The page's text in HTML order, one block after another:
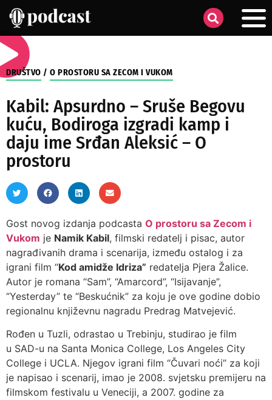
DRUŠTVO / O PROSTORU SA ZECOM I VUKOM
Kabil: Apsurdno – Sruše Begovu
kuću, Bodiroga izgradi kamp i
daju ime Srđan Aleksić – O
prostoru
Gost novog izdanja podcasta O prostoru sa Zecom i
Vukom je Namik Kabil, filmski redatelj i pisac, autor
nagrađivanih drama i scenarija, između ostalog i za
igrani film “Kod amidže Idriza” redatelja Pjera Žalice.
Autor je romana “Sam”, “Amarcord”, “Isijavanje”,
“Yesterday” te “Beskućnik” za koju je ove godine dobio
regionalnu književnu nagradu Predrag Matvejević.
Rođen u Tuzli, odrastao u Trebinju, studirao je film
u SAD-u na Santa Monica College, Los Angeles City
College i UCLA. Njegov igrani film “Čuvari noći” za koji
je napisao i scenarij, imao je 2008. svjetsku premijeru na
filmskom festivalu u Veneciji, a 2007. godine za